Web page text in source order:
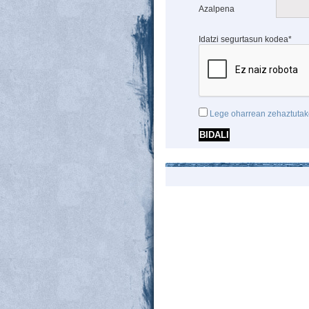
Azalpena
Idatzi segurtasun kodea*
Lege oharrean